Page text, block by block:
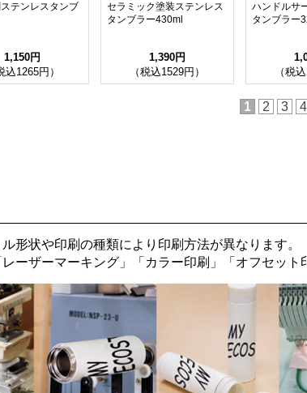
テンレスタンブ
1,150円
込1265円）
セラミック塗装ステンレス
タンブラー430ml
1,390円
（税込1529円）
ハンドルサ
タンブラー
（税
1 2 3 4
形状や印刷の種類により印刷方法が異なります。
レーザーマーキング 」「 カラー印刷 」「 オフセット